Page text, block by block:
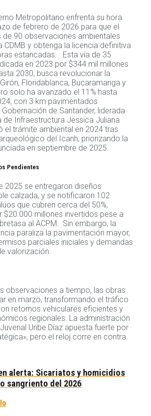
Metropolitano enfrenta su hora
de febrero de 2026 para que el
de 90 observaciones ambientales
CDMB y obtenga la licencia definitiva
estancadas. Esta vía de 35
en 2023 por $344 mil millones
2030, busca revolucionar la
Floridablanca, Bucaramanga y
solo ha avanzado el 11% hasta
con 3 km pavimentados
de Santander, liderada
de Infraestructura Jessica Juliana
el trámite ambiental en 2024 tras
del Icanh, priorizando la
en septiembre de 2025.
Pendientes
2025 se entregaron diseños
calzada, y se notificaron 102
que cubren cerca del 50%,
$20.000 millones invertidos pese a
al ACPM. Sin embargo, la
paraliza la pavimentación mayor,
parciales iniciales y demandas
valorización.
observaciones a tiempo, las obras
en marzo, transformando el tráfico
retornos vehiculares eficientes y
regionales. La administración
Uribe Díaz apuesta fuerte por
pero el reloj corre en contra.
alerta: Sicariatos y homicidios
sangriento del 2026